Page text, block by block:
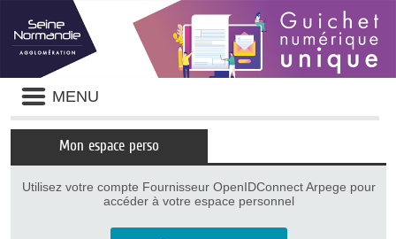
Liste
des
avertissements
MENU
Mon espace perso
Utilisez votre compte Fournisseur OpenIDConnect Arpege pour
accéder à votre espace personnel
Panneau de gestion des cookies